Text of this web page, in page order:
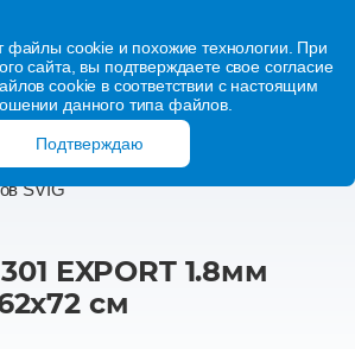
файлы cookie и похожие технологии. При
сайта, вы подтверждаете свое согласие
cookie в соответствии с настоящим
данного типа файлов.
Подтверждаю
SVIG
EXPORT 1.8мм
см